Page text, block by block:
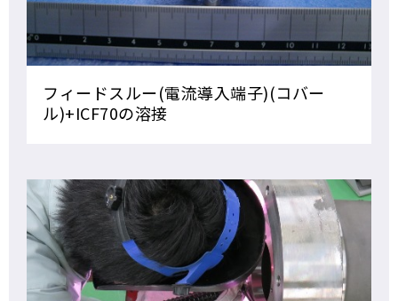
フィードスルー(電流導入端子)(コバー
ル)+ICF70の溶接